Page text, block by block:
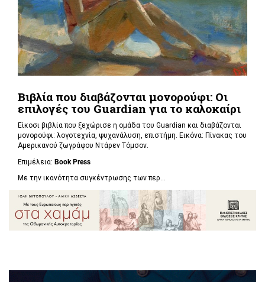
Βιβλία που διαβάζονται μονορούφι: Οι
επιλογές του Guardian για το καλοκαίρι
Είκοσι βιβλία που ξεχώρισε η ομάδα του Guardian και διαβάζονται
μονορούφι: λογοτεχνία, ψυχανάλυση, επιστήμη. Εικόνα: Πίνακας του
Αμερικανού ζωγράφου Ντάρεν Τόμσον.
Επιμέλεια: Book Press
Με την ικανότητα συγκέντρωσης των περ...